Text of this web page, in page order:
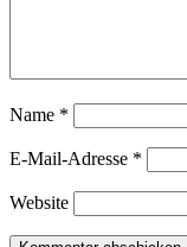
Name *
E-Mail-Adresse *
Website